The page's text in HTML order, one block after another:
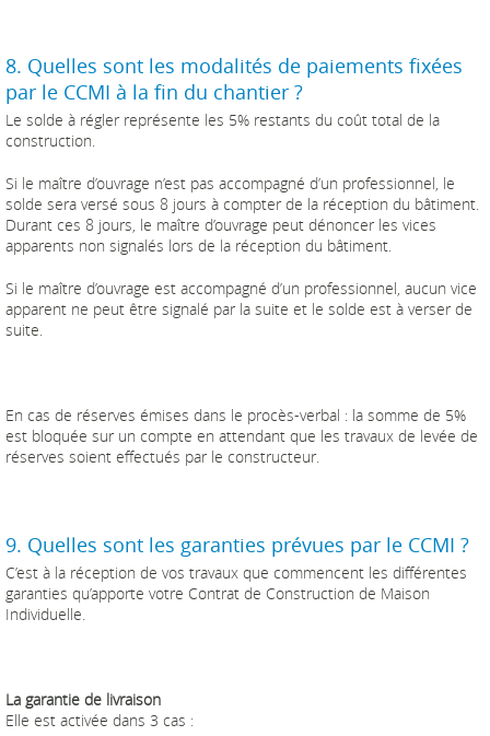
8. Quelles sont les modalités de paiements fixées
par le CCMI à la fin du chantier ?
Le solde à régler représente les 5% restants du coût total de la
construction.
Si le maître d’ouvrage n’est pas accompagné d’un professionnel, le
solde sera versé sous 8 jours à compter de la réception du bâtiment.
Durant ces 8 jours, le maître d’ouvrage peut dénoncer les vices
apparents non signalés lors de la réception du bâtiment.
Si le maître d’ouvrage est accompagné d’un professionnel, aucun vice
apparent ne peut être signalé par la suite et le solde est à verser de
suite.
En cas de réserves émises dans le procès-verbal : la somme de 5%
est bloquée sur un compte en attendant que les travaux de levée de
réserves soient effectués par le constructeur.
9. Quelles sont les garanties prévues par le CCMI ?
C’est à la réception de vos travaux que commencent les différentes
garanties qu’apporte votre Contrat de Construction de Maison
Individuelle.
La garantie de livraison
Elle est activée dans 3 cas :